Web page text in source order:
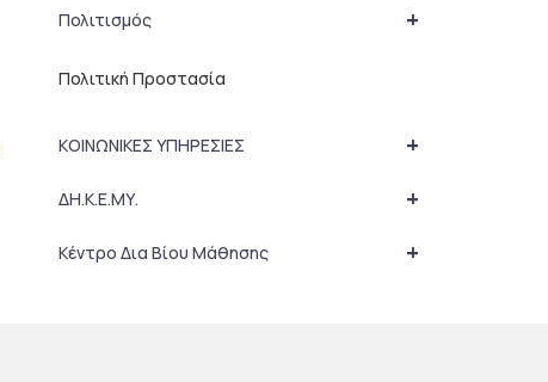
+
Πολιτισμός
Πολιτική Προστασία
+
ΚΟΙΝΩΝΙΚΕΣ ΥΠΗΡΕΣΙΕΣ
+
ΔΗ.Κ.Ε.ΜΥ.
+
Κέντρο Δια Βίου Μάθησης